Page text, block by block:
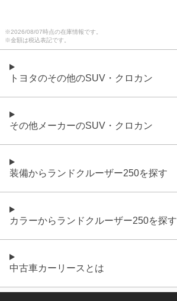
※2026/08/07時点の在庫情報です。
※金額は税込表記です。
トヨタのその他のSUV・クロカン
その他メーカーのSUV・クロカン
装備からランドクルーザー250を探す
カラーからランドクルーザー250を探す
中古車カーリースとは